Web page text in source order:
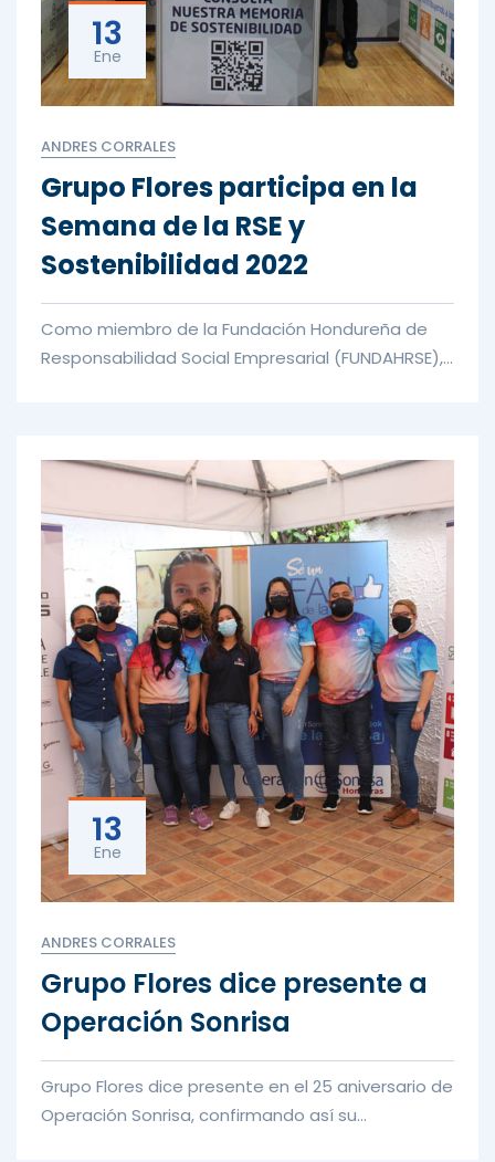
13
Ene
ANDRES CORRALES
Grupo Flores participa en la
Semana de la RSE y
Sostenibilidad 2022
Como miembro de la Fundación Hondureña de
Responsabilidad Social Empresarial (FUNDAHRSE),
13
Ene
ANDRES CORRALES
Grupo Flores dice presente a
Operación Sonrisa
Grupo Flores dice presente en el 25 aniversario de
Operación Sonrisa, confirmando así su